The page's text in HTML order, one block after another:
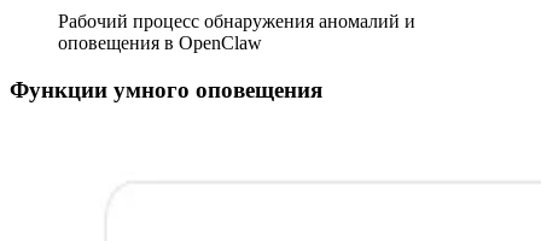
Рабочий процесс обнаружения аномалий и
оповещения в OpenClaw
Функции умного оповещения